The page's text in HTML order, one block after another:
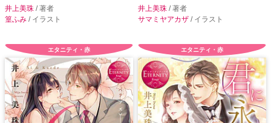
井上美珠 / 著者
篁ふみ / イラスト
井上美珠 / 著者
サマミヤアカザ / イラスト
エタニティ・赤 エタニティ・赤